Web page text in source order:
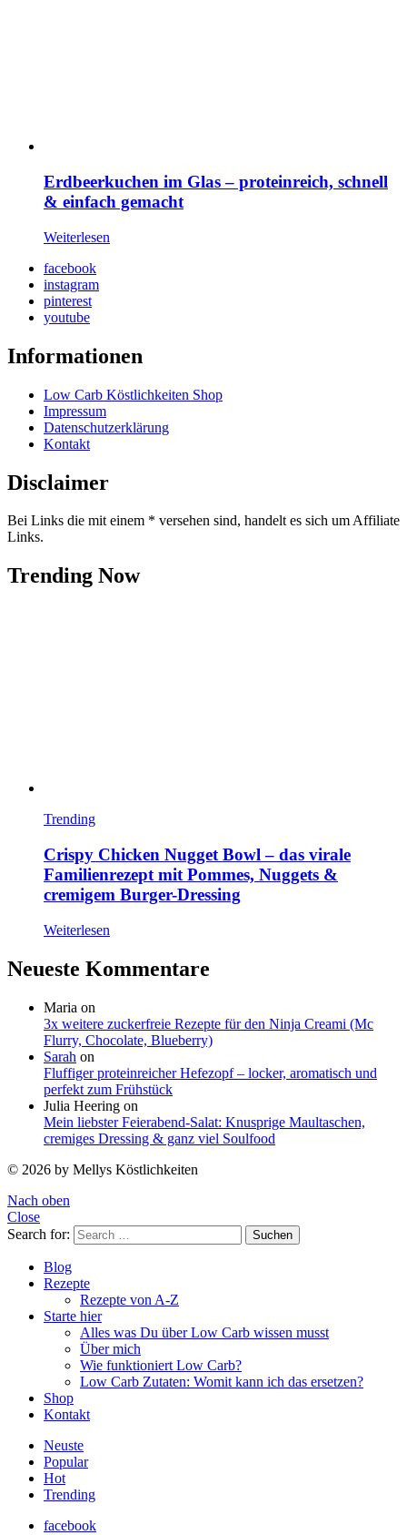
Erdbeerkuchen im Glas – proteinreich, schnell
& einfach gemacht
Weiterlesen
facebook
instagram
pinterest
youtube
Informationen
Low Carb Köstlichkeiten Shop
Impressum
Datenschutzerklärung
Kontakt
Disclaimer
Bei Links die mit einem * versehen sind, handelt es sich um Affiliate
Links.
Trending Now
Trending
Crispy Chicken Nugget Bowl – das virale
Familienrezept mit Pommes, Nuggets &
cremigem Burger-Dressing
Weiterlesen
Neueste Kommentare
Maria on
3x weitere zuckerfreie Rezepte für den Ninja Creami (Mc
Flurry, Chocolate, Blueberry)
Sarah on
Fluffiger proteinreicher Hefezopf – locker, aromatisch und
perfekt zum Frühstück
Julia Heering on
Mein liebster Feierabend-Salat: Knusprige Maultaschen,
cremiges Dressing & ganz viel Soulfood
© 2026 by Mellys Köstlichkeiten
Nach oben
Close
Search for:
Suchen
Blog
Rezepte
Rezepte von A-Z
Starte hier
Alles was Du über Low Carb wissen musst
Über mich
Wie funktioniert Low Carb?
Low Carb Zutaten: Womit kann ich das ersetzen?
Shop
Kontakt
Neuste
Popular
Hot
Trending
facebook